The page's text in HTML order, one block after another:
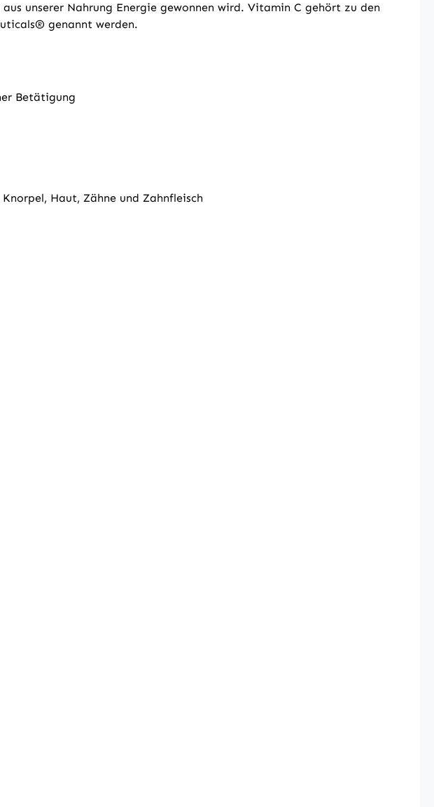
unserer Nahrung Energie gewonnen wird. Vitamin C gehört zu den
genannt werden.
Betätigung
Haut, Zähne und Zahnfleisch